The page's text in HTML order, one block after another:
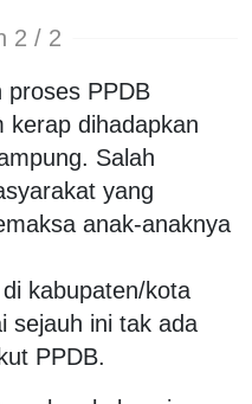
2 / 2
proses PPDB
kerap dihadapkan
Salah
yang
anak-anaknya
kabupaten/kota
sejauh ini tak ada
PPDB.